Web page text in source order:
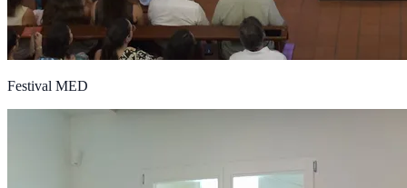
Festival MED